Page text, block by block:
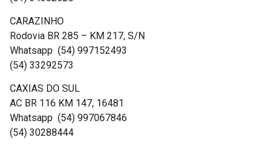
CARAZINHO
Rodovia BR 285 – KM 217, S/N
Whatsapp (54) 997152493
(54) 33292573
CAXIAS DO SUL
AC BR 116 KM 147, 16481
Whatsapp (54) 997067846
(54) 30288444